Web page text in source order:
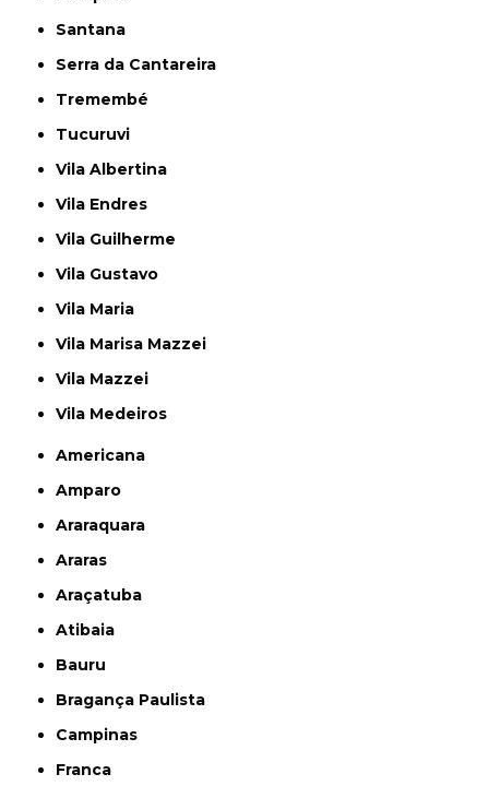
Santana
Serra da Cantareira
Tremembé
Tucuruvi
Vila Albertina
Vila Endres
Vila Guilherme
Vila Gustavo
Vila Maria
Vila Marisa Mazzei
Vila Mazzei
Vila Medeiros
Americana
Amparo
Araraquara
Araras
Araçatuba
Atibaia
Bauru
Bragança Paulista
Campinas
Franca